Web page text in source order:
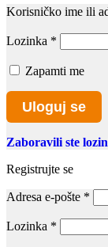
Korisničko ime ili
Lozinka *
Zapamti me
Uloguj se
Zaboravili ste
Registrujte se
Adresa e-pošte *
Lozinka *